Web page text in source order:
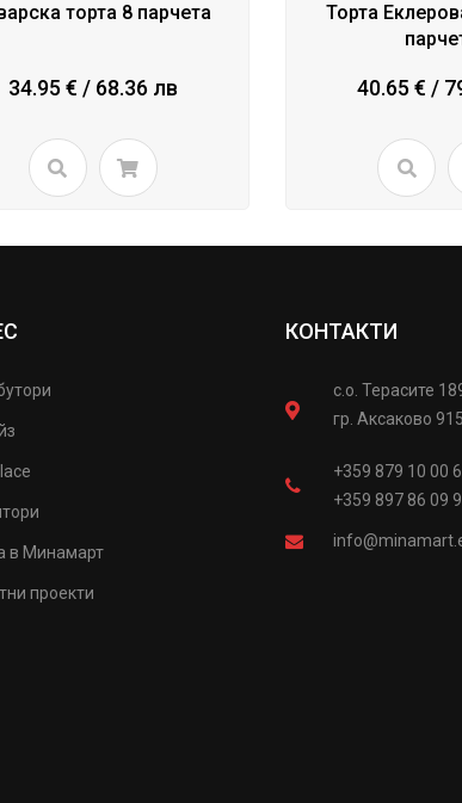
торта 8 парчета
34.95 € / 68.36 лв
Торта
40.65 € /
в Минамарт
проекти
КОНТАКТИ
с.о. Терасите
гр. Аксаково
+359 879 10 00
+359 897 86 09